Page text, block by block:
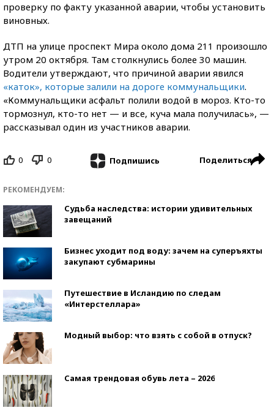
проверку по факту указанной аварии, чтобы установить
виновных.
ДТП на улице проспект Мира около дома 211 произошло
утром 20 октября. Там столкнулись более 30 машин.
Водители утверждают, что причиной аварии явился
«каток», которые залили на дороге коммунальщики.
«Коммунальщики асфальт полили водой в мороз. Кто-то
тормознул, кто-то нет — и все, куча мала получилась», —
рассказывал один из участников аварии.
0 0 Подпишись Поделиться
РЕКОМЕНДУЕМ:
Судьба наследства: истории удивительных
завещаний
Бизнес уходит под воду: зачем на суперъяхты
закупают субмарины
Путешествие в Исландию по следам
«Интерстеллара»
Модный выбор: что взять с собой в отпуск?
Самая трендовая обувь лета – 2026